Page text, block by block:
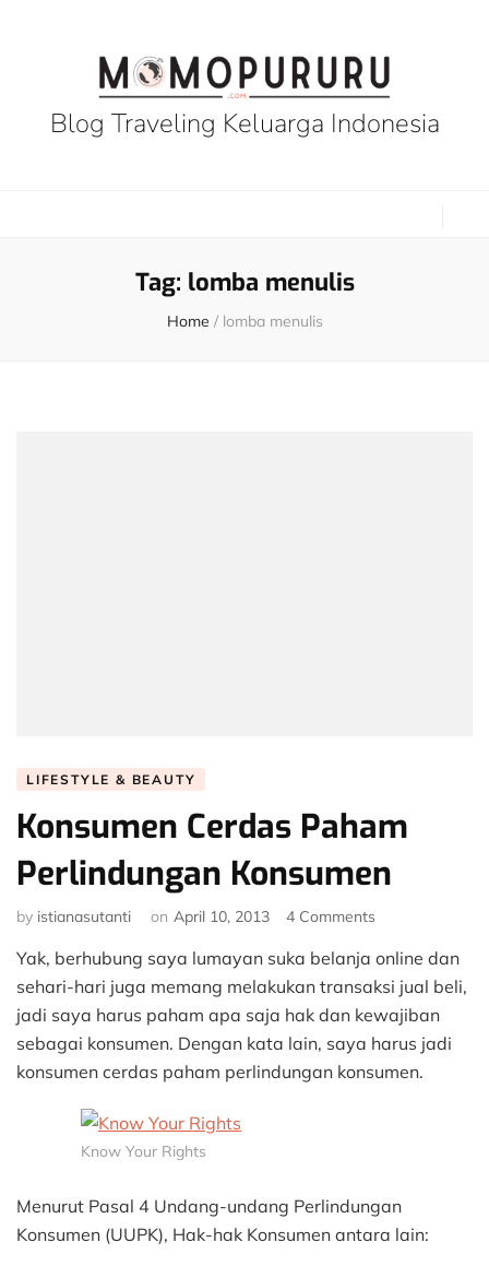
Blog Traveling Keluarga Indonesia
Tag: lomba menulis
Home / lomba menulis
LIFESTYLE & BEAUTY
Konsumen Cerdas Paham
Perlindungan Konsumen
by istianasutanti on April 10, 2013 4 Comments
Cerdas
Paham
Perlindungan
Konsumen
Yak, berhubung saya lumayan suka belanja online dan
sehari-hari juga memang melakukan transaksi jual beli,
jadi saya harus paham apa saja hak dan kewajiban
sebagai konsumen. Dengan kata lain, saya harus jadi
konsumen cerdas paham perlindungan konsumen.
Know Your Rights
Menurut Pasal 4 Undang-undang Perlindungan
Konsumen (UUPK), Hak-hak Konsumen antara lain: